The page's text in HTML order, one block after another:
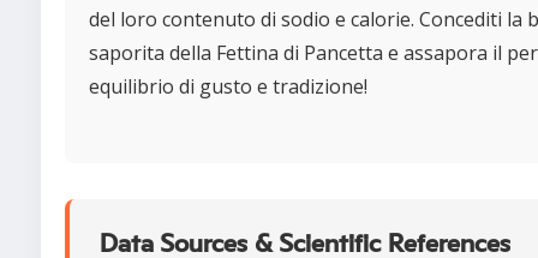
del loro contenuto di sodio e calorie. Concediti la
saporita della Fettina di Pancetta e assapora il
equilibrio di gusto e tradizione!
Data Sources & Scientific References